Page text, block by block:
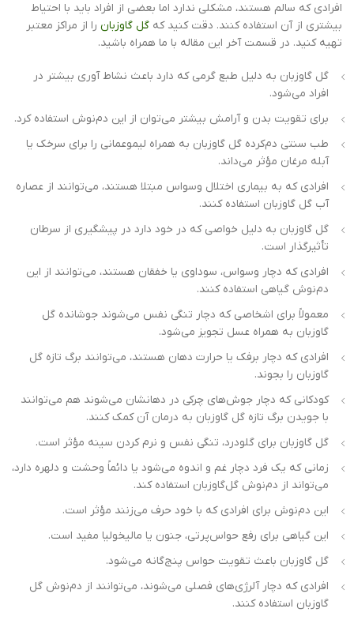
افرادی که سالم هستند، مشکلی ندارد اما بعضی از افراد باید با احتیاط
بیشتری از آن استفاده کنند. دقت کنید که گل گاوزبان را از مراکز معتبر
تهیه کنید. در قسمت آخر این مقاله با ما همراه باشید.
گل گاوزبان به دلیل طبع گرمی که دارد باعث نشاط آوری بیشتر در
افراد می‌شود.
برای تقویت بدن و آرامش بیشتر می‌توان از این دم‌نوش استفاده کرد.
طب سنتی دم‌کرده گل گاوزبان به همراه لیموعمانی را برای سرخک یا
آبله مرغان مؤثر می‌داند.
افرادی که به بیماری اختلال وسواس مبتلا هستند، می‌توانند از عصاره
آب گل گاوزبان استفاده کنند.
گل گاوزبان به دلیل خواصی که در خود دارد در پیشگیری از سرطان
تأثیرگذار است.
افرادی که دچار وسواس، سوداوی یا خفقان هستند، می‌توانند از این
دم‌نوش گیاهی استفاده کنند.
معمولاً برای اشخاصی که دچار تنگی نفس می‌شوند جوشانده گل
گاوزبان به همراه عسل تجویز می‌شود.
افرادی که دچار برفک یا حرارت دهان هستند، می‌توانند برگ تازه گل
گاوزبان را بجوند.
کودکانی که دچار جوش‌های چرکی در دهانشان می‌شوند هم می‌توانند
با جویدن برگ تازه گل گاوزبان به درمان آن کمک کنند.
گل گاوزبان برای گلودرد، تنگی نفس و نرم کردن سینه مؤثر است.
زمانی که یک فرد دچار غم و اندوه می‌شود یا دائماً وحشت و دلهره دارد،
می‌تواند از دم‌نوش گل‌گاوزبان استفاده کند.
این دم‌نوش برای افرادی که با خود حرف می‌زنند مؤثر است.
این گیاهی برای رفع حواس‌پرتی، جنون یا مالیخولیا مفید است.
گل گاوزبان باعث تقویت حواس پنج‌گانه می‌شود.
افرادی که دچار آلرژی‌های فصلی می‌شوند، می‌توانند از دم‌نوش گل
گاوزبان استفاده کنند.